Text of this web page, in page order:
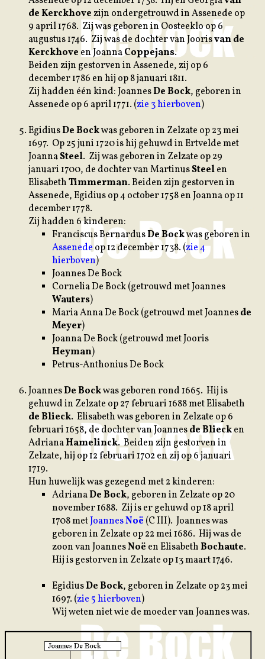
de Kerckhovezijn ondergetrouwd in Assenede op
9 april 1768. Zij was geboren in Oosteeklo op 6
augustus 1746. Zij was de dochter van Joorisvan de
Kerckhove en JoannaCoppejans.
Beiden zijn gestorven in Assenede, zij op 6
december 1786 en hij op 8 januari 1811.
Zij hadden één kind: JoannesDe Bock, geboren in
Assenede op 6 april 1771. (zie 3 hierboven)
EgidiusDe Bockwas geboren in Zelzate op 23 mei
1697. Op 25 juni 1720 is hij gehuwd in Ertvelde met
JoannaSteel. Zij was geboren in Zelzate op 29
januari 1700, de dochter van MartinusSteelen
ElisabethTimmerman. Beiden zijn gestorven in
Assenede, Egidius op 4 october 1758 en Joanna op 11
december 1778.
Zij hadden 6 kinderen:
Franciscus BernardusDe Bockwas geboren in
Assenede op 12 december 1738. (zie 4
hierboven)
Joannes De Bock
Cornelia De Bock (getrouwd met Joannes
Wauters)
Maria Anna De Bock (getrouwd met Joannesde
Meyer)
Joanna De Bock (getrouwd met Jooris
Heyman)
Petrus-Anthonius De Bock
JoannesDe Bockwas geboren rond 1665. Hij is
gehuwd in Zelzate op 27 februari 1688 met Elisabeth
de Blieck. Elisabeth was geboren in Zelzate op 6
februari 1658, de dochter van Joannesde Bliecken
AdrianaHamelinck. Beiden zijn gestorven in
Zelzate, hij op 12 februari 1702 en zij op 6 januari
1719.
Hun huwelijk was gezegend met 2 kinderen:
AdrianaDe Bock, geboren in Zelzate op 20
november 1688. Zij is er gehuwd op 18 april
1708 metJoannesNoë (C III). Joannes was
geboren in Zelzate op 22 mei 1686. Hij was de
zoon vanJoannesNoë en ElisabethBochaute.
Hij is gestorven in Zelzate op 13 maart 1746.
EgidiusDe Bock, geboren in Zelzate op 23 mei
1697. (zie 5 hierboven)
Wij weten niet wie de moeder van Joannes was.